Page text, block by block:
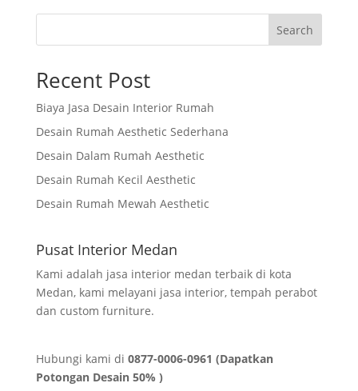
Search
Recent Post
Biaya Jasa Desain Interior Rumah
Desain Rumah Aesthetic Sederhana
Desain Dalam Rumah Aesthetic
Desain Rumah Kecil Aesthetic
Desain Rumah Mewah Aesthetic
Pusat Interior Medan
Kami adalah jasa interior medan terbaik di kota
Medan, kami melayani jasa interior, tempah perabot
dan custom furniture.
Hubungi kami di 0877-0006-0961 (Dapatkan
Potongan Desain 50% )